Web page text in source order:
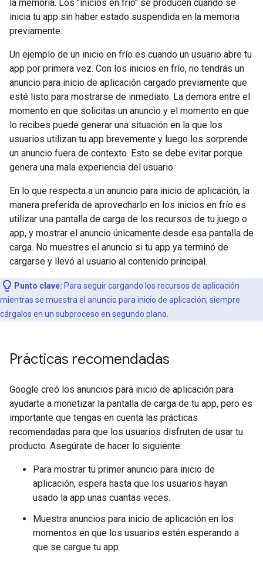
la memoria. Los "inicios en frío" se producen cuando se
inicia tu app sin haber estado suspendida en la memoria
previamente.
Un ejemplo de un inicio en frío es cuando un usuario abre tu
app por primera vez. Con los inicios en frío, no tendrás un
anuncio para inicio de aplicación cargado previamente que
esté listo para mostrarse de inmediato. La demora entre el
momento en que solicitas un anuncio y el momento en que
lo recibes puede generar una situación en la que los
usuarios utilizan tu app brevemente y luego los sorprende
un anuncio fuera de contexto. Esto se debe evitar porque
genera una mala experiencia del usuario.
En lo que respecta a un anuncio para inicio de aplicación, la
manera preferida de aprovecharlo en los inicios en frío es
utilizar una pantalla de carga de los recursos de tu juego o
app, y mostrar el anuncio únicamente desde esa pantalla de
carga. No muestres el anuncio si tu app ya terminó de
cargarse y llevó al usuario al contenido principal.
Punto clave: Para seguir cargando los recursos de aplicación
mientras se muestra el anuncio para inicio de aplicación, siempre
cárgalos en un subproceso en segundo plano.
Prácticas recomendadas
Google creó los anuncios para inicio de aplicación para
ayudarte a monetizar la pantalla de carga de tu app, pero es
importante que tengas en cuenta las prácticas
recomendadas para que los usuarios disfruten de usar tu
producto. Asegúrate de hacer lo siguiente:
Para mostrar tu primer anuncio para inicio de
aplicación, espera hasta que los usuarios hayan
usado la app unas cuantas veces.
Muestra anuncios para inicio de aplicación en los
momentos en que los usuarios estén esperando a
que se cargue tu app.